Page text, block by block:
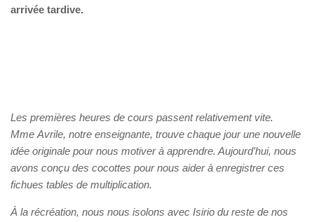
arrivée tardive.
Les premières heures de cours passent relativement vite.
Mme Avrile, notre enseignante, trouve chaque jour une nouvelle
idée originale pour nous motiver à apprendre. Aujourd’hui, nous
avons conçu des cocottes pour nous aider à enregistrer ces
fichues tables de multiplication.
À la récréation, nous nous isolons avec Isirio du reste de nos